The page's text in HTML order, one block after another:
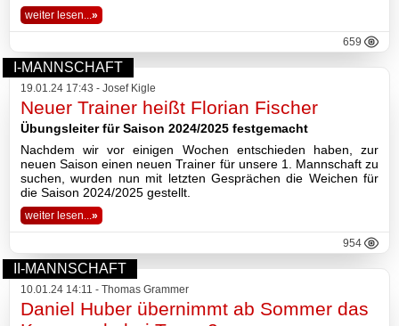
2017
2016
2015
2014
2013
2012
2010
2009
weiter lesen... »
659
I-MANNSCHAFT
19.01.24 17:43 - Josef Kigle
Neuer Trainer heißt Florian Fischer
Übungsleiter für Saison 2024/2025 festgemacht
Nachdem wir vor einigen Wochen entschieden haben, zur
neuen Saison einen neuen Trainer für unsere 1. Mannschaft zu
suchen, wurden nun mit letzten Gesprächen die Weichen für
die Saison 2024/2025 gestellt.
weiter lesen...»
954
II-MANNSCHAFT
10.01.24 14:11 - Thomas Grammer
Daniel Huber übernimmt ab Sommer das